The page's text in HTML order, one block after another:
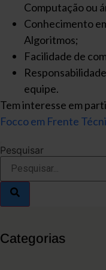
Computação ou
Conhecimento
Algoritmos;
Facilidade de
equipe.
Tem interesse em
Focco em Frente
Pesquisar
Categorias